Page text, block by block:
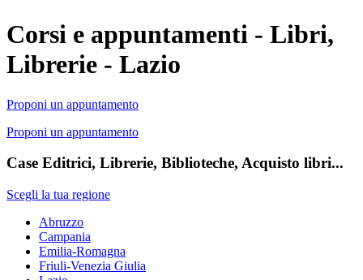
Corsi e appuntamenti - Libri,
Librerie - Lazio
Proponi un appuntamento
Proponi un appuntamento
Case Editrici, Librerie, Biblioteche, Acquisto libri...
Scegli la tua regione
Abruzzo
Campania
Emilia-Romagna
Friuli-Venezia Giulia